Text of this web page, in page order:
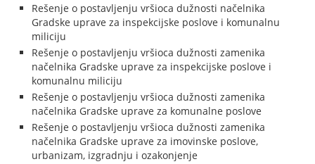
Rešenje o postavljenju vršioca dužnosti načelnika
Gradske uprave za inspekcijske poslove i komunalnu
miliciju
Rešenje o postavljenju vršioca dužnosti zamenika
načelnika Gradske uprave za inspekcijske poslove i
komunalnu miliciju
Rešenje o postavljenju vršioca dužnosti zamenika
načelnika Gradske uprave za komunalne poslove
Rešenje o postavljenju vršioca dužnosti zamenika
načelnika Gradske uprave za imovinske poslove,
urbanizam, izgradnju i ozakonjenje